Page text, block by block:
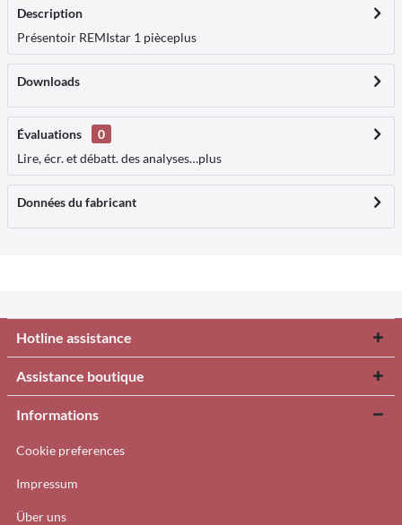
Description
Présentoir REMIstar 1 pièceplus
Downloads
Évaluations
0
Lire, écr. et débatt. des analyses…plus
Données du fabricant
Hotline assistance
Assistance boutique
Informations
Cookie preferences
Impressum
Über uns